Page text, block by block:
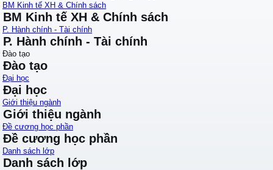
BM Kinh tế XH & Chính sách
BM Kinh tế XH & Chính sách
P. Hành chính - Tài chính
P. Hành chính - Tài chính
Đào tạo
Đào tạo
Đại học
Đại học
Giới thiệu ngành
Giới thiệu ngành
Đề cương học phần
Đề cương học phần
Danh sách lớp
Danh sách lớp